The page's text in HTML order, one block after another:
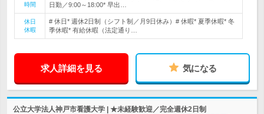
時間
日勤／9:00～18:00* 早出…
休日
休暇
# 休日* 週休2日制（シフト制／月9日休み）# 休暇* 夏季休暇* 冬
季休暇* 有給休暇（法定通り…
求人詳細を見る 気になる
公立大学法人神戸市看護大学 | ★未経験歓迎／完全週休2日制